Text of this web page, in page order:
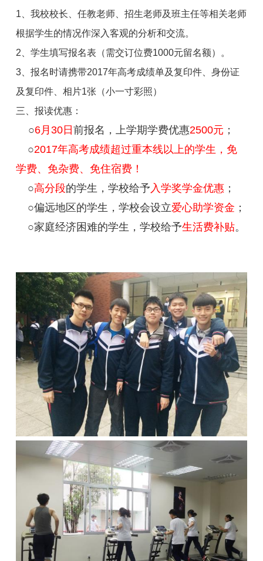
1、我校校长、任教老师、招生老师及班主任等相关老师
根据学生的情况作深入客观的分析和交流。
2、学生填写报名表（需交订位费1000元留名额）。
3、报名时请携带2017年高考成绩单及复印件、身份证
及复印件、相片1张（小一寸彩照）
三、报读优惠：
○6月30日前报名，上学期学费优惠2500元 ；
○2017年高考成绩超过重本线以上的学生 ，免
学费、免杂费、免住宿费！
○高分段的学生，学校给予 入学奖学金优惠 ；
○偏远地区的学生，学校会设立爱心助学资金 ；
○家庭经济困难的学生，学校给予生活费补贴。